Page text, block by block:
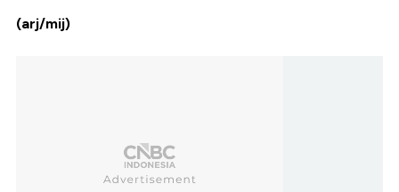
(arj/mij)